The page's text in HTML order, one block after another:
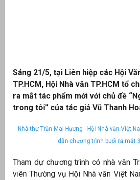
Sáng 21/5, tại Liên hiệp các Hội
TP.HCM, Hội Nhà văn TP.HCM tổ
ra mắt tác phẩm mới với chủ đề
trong tôi” của tác giả Vũ Thanh
Nhà thơ Trần Mai Hương - Hội Nhà văn Việt
dẫn chương trình buổi ra mắt
Tham dự chương trình có nhà văn
viên Thường vụ Hội Nhà văn Việt